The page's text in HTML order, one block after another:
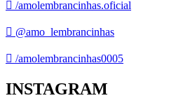
/amolembrancinhas.oficial
@amo_lembrancinhas
/amolembrancinhas0005
INSTAGRAM